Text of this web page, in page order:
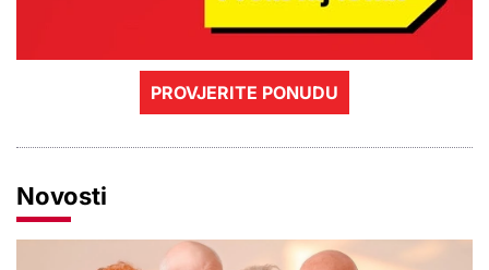
PROVJERITE PONUDU
Novosti